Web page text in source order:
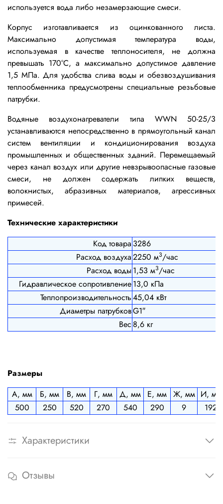
используется вода либо незамерзающие смеси.
Корпус изготавливается из оцинкованного листа.
Максимально допустимая температура воды,
используемая в качестве теплоносителя, не должна
превышать 170°С, а максимально допустимое давление
1,5 МПа.Для удобства слива воды и обезвоздушивания
теплообменника предусмотрены специальные резьбовые
патрубки.
Водяные воздухонагреватели типа WWN 50-25/3
устанавливаются непосредственно в прямоугольный канал
систем вентиляции и кондиционирования воздуха
промышленных и общественных зданий. Перемещаемый
через канал воздух или другие невзрывоопасные газовые
смеси, не должен содержать липких веществ,
волокнистых, абразивных материалов, агрессивных
примесей.
Технические характеристики
Код товара 3286
Расход воздуха2250 м3/час
Расход воды1,53 м3/час
Гидравлическое сопротивление13,0 кПа
Теплопроизводительность45,04 кВт
Диаметры патрубковG1″
Вес 8,6 кг
Размеры
А, мм
Б, мм В, мм Г, мм Д, мм Е, мм Ж, мм И, мм
500
250 520 270 540 290 9 192
Характеристики
Отзывы